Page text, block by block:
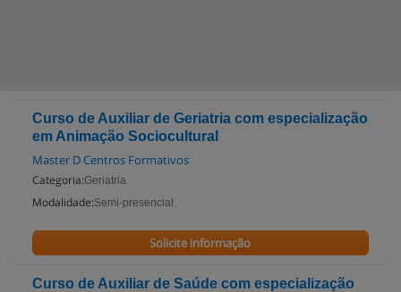
Curso de Auxiliar de Geriatria com especialização
em Animação Sociocultural
Master D Centros Formativos
Categoria:Geriatria
Modalidade:Semi-presencial
Solicite informação
Curso de Auxiliar de Saúde com especialização